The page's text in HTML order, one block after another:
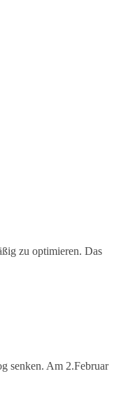
zu optimieren. Das
senken. Am 2.Februar